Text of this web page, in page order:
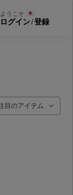
ようこそ
ログイン/登録